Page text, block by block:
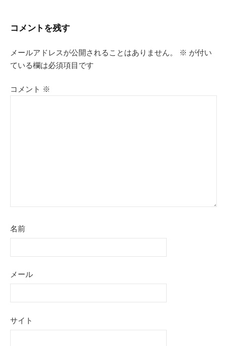
ゲ
ー
コメントを残す
メールアドレスが公開されることはありません。 ※ が付い
ている欄は必須項目です
コメント ※
名前
メール
サイト